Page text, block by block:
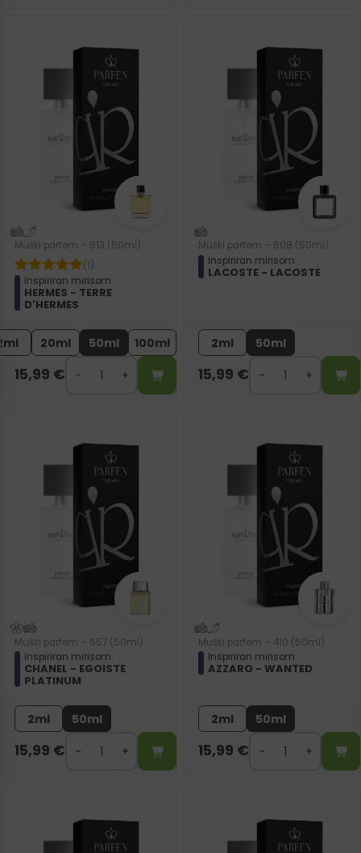
Muški parfem – 613 (50ml)
(1)
Inspiriran mirisom:
HERMES - TERRE
D'HERMES
20ml 50ml 100ml
15,99 €
Muški parfem – 608 (50ml)
Inspiriran mirisom:
LACOSTE - LACOSTE
2ml 50ml
15,99 €
Muški parfem – 657 (50ml)
Inspiriran mirisom:
CHANEL - EGOISTE
PLATINUM
2ml 50ml
15,99 €
Muški parfem – 410 (50ml)
Inspiriran mirisom:
AZZARO - WANTED
2ml 50ml
15,99 €